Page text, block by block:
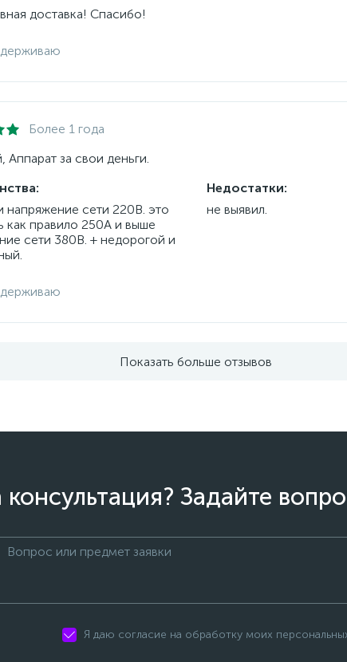
доставка! Спасибо!
Более 1 года
Аппарат за свои деньги.
напряжение сети 220В. это
как правило 250А и выше
сети 380В. + недорогой и
Недостатки:
не выявил.
Показать больше отзывов
Задайте
Я даю согласие на обработку моих